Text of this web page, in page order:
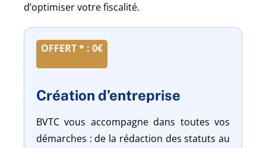
d’optimiser votre fiscalité.
OFFERT * : 0€
Création d’entreprise
BVTC vous accompagne dans toutes vos
démarches : de la rédaction des statuts au